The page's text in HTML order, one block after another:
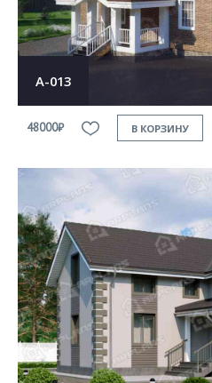
А-013
48000₽ В КОРЗИНУ